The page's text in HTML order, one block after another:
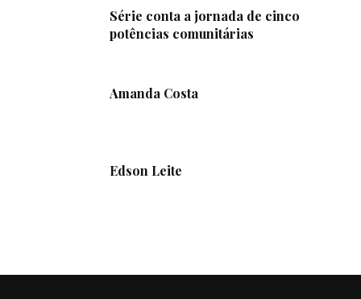
Série conta a jornada de cinco
potências comunitárias
Amanda Costa
Edson Leite